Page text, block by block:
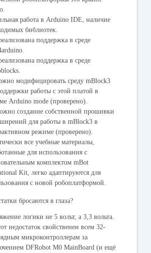
работа в Arduino IDE, наличие
библиотек.
поддержка в среде
поддержка в среде
модифицировать среду mBlock3
работы с этой платой в
Arduino mode (проверено).
создание собственной прошивки
для работы в mBlock3 в
режиме (проверено).
все учебные материалы,
для использования с
комплектом mBot
Kit, легко адаптируются для
с новой робоплатформой.
бросаются в глаза?
логики не 5 вольт, а 3,3 вольта.
недостаток свойственен всем 32-
микроконтроллерам за
DFRobot M0 MainBoard (и ещё